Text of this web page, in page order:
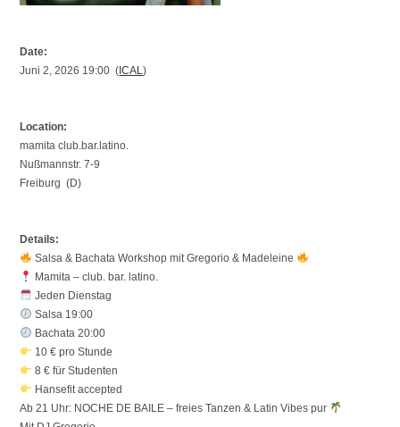
Date:
Juni 2, 2026 19:00 (ICAL)
Location:
mamita club.bar.latino.
Nußmannstr. 7-9
Freiburg (D)
Details:
Salsa & Bachata Workshop mit Gregorio & Madeleine
Mamita – club. bar. latino.
Jeden Dienstag
Salsa 19:00
Bachata 20:00
10 € pro Stunde
8 € für Studenten
Hansefit accepted
Ab 21 Uhr: NOCHE DE BAILE – freies Tanzen & Latin Vibes pur